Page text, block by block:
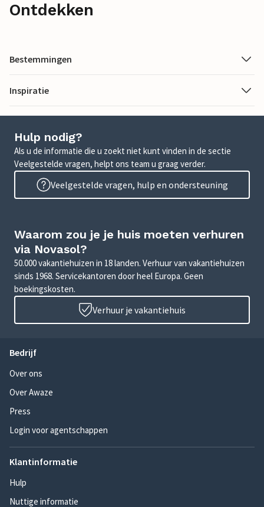
Ontdekken
Bestemmingen
Inspiratie
Hulp nodig?
Als u de informatie die u zoekt niet kunt vinden in de sectie
Veelgestelde vragen, helpt ons team u graag verder.
Veelgestelde vragen, hulp en ondersteuning
Waarom zou je je huis moeten verhuren
via Novasol?
50.000 vakantiehuizen in 18 landen. Verhuur van vakantiehuizen
sinds 1968. Servicekantoren door heel Europa. Geen
boekingskosten.
Verhuur je vakantiehuis
Bedrijf
Over ons
Over Awaze
Press
Login voor agentschappen
Klantinformatie
Hulp
Nuttige informatie